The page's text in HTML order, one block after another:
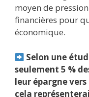
moyen de
financières pour
économique.
Selon une
seulement 5 %
leur épargne
cela